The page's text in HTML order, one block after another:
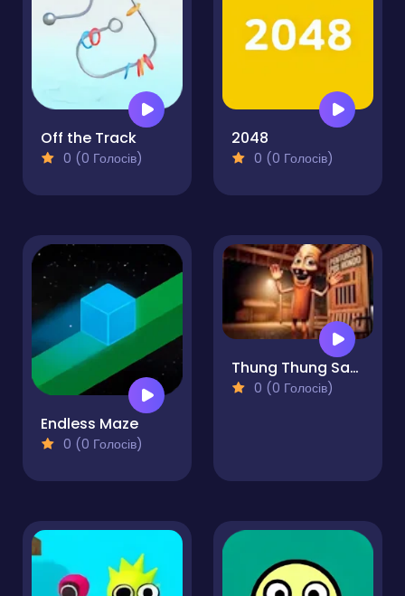
Off the Track
0 (0 Голосів)
2048
0 (0 Голосів)
Endless Maze
0 (0 Голосів)
Thung Thung Sahur Difference
0 (0 Голосів)